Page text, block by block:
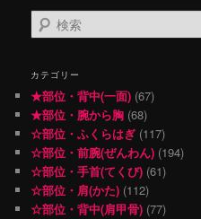
検
索
カテゴリー
★部位・背中(一面) (67)
★部位・腕から胸 (68)
☆部位・ふくらはぎ (117)
☆部位・前腕(ぜんわん) (194)
☆部位・手首(てくび) (61)
☆部位・肩(かた) (112)
☆部位・背中(肩甲骨) (77)